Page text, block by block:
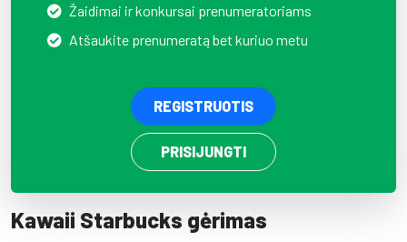
Žaidimai ir konkursai prenumeratoriams
Atšaukite prenumeratą bet kuriuo metu
REGISTRUOTIS
PRISIJUNGTI
Kawaii Starbucks gėrimas